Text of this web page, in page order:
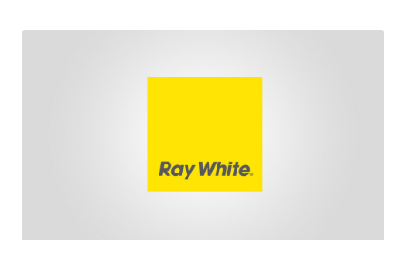
ini menjadi semakin istimewa karena Ray White Indonesia
tahun berturut-turut, sebuah bukti nyata atas konsistensi,